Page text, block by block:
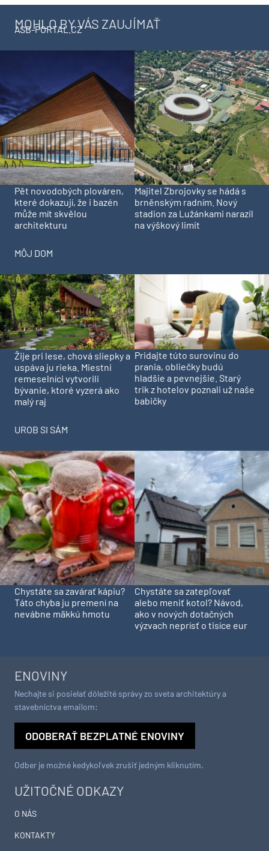
MOHLO BY VÁS ZAUJÍMAŤ
ASB-PORTAL.CZ
Pět novodobých plováren,
které dokazují, že i bazén
může mít skvělou
architekturu
Majitel Zbrojovky se hádá s
brněnským radním. Nový
stadion za Lužánkami narazil
na výškový limit
MÔJ DOM
Žije pri lese, chová sliepky a
uspáva ju rieka. Miestni
remeselníci vytvorili
bývanie, ktoré vyzerá ako
malý raj
Pridajte túto surovinu do
prania, obliečky budú
hladšie a pevnejšie. Starý
trik z hotelov poznali už naše
babičky
UROB SI SÁM
Chystáte sa zavárať kápiu?
Táto chyba ju premení na
nevábne mäkkú hmotu
Chystáte sa zatepľovať
alebo meniť kotol? Návod,
ako v nových dotačných
výzvach neprísť o tisíce eur
UŽITOČNÉ ODKAZY
O NÁS
KONTAKTY
ENOVINY
Nechajte si posielať dôležité správy zo sveta architektúry a
stavebníctva emailom:
ODOBERAŤ BEZPLATNÉ ENOVINY
Odber je možné kedykoľvek zrušiť jedným kliknutím.